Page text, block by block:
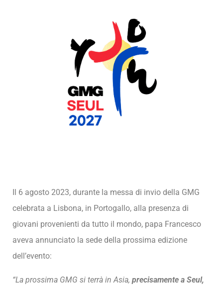
Il 6 agosto 2023, durante la messa di invio della GMG
celebrata a Lisbona, in Portogallo, alla presenza di
giovani provenienti da tutto il mondo, papa Francesco
aveva annunciato la sede della prossima edizione
dell’evento:
“La prossima GMG si terrà in Asia, precisamente a Seul,